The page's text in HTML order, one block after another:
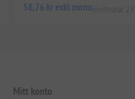
58,76 kr exkl moms
Mitt konto